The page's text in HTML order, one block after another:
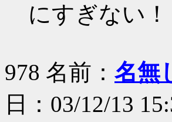
にすぎない！
978 名前： 名無
日：03/12/13